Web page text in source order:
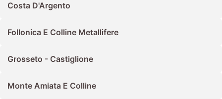
Costa D'Argento
Follonica E Colline Metallifere
Grosseto - Castiglione
Monte Amiata E Colline